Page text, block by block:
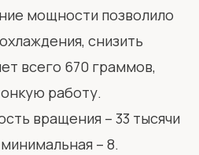
мощности позволило
снизить
всего 670 граммов,
работу.
вращения – 33 тысячи
– 8.